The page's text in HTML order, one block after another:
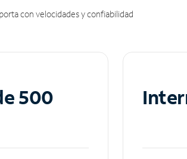
con velocidades y confiabilidad
500